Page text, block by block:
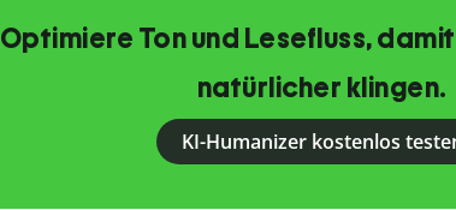
Optimiere Ton und Lesefluss,
natürlicher klingen.
KI-Humanizer kostenlos